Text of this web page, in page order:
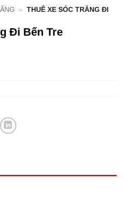
»
THUÊ XE SÓC TRĂNG ĐI
Đi Bến Tre